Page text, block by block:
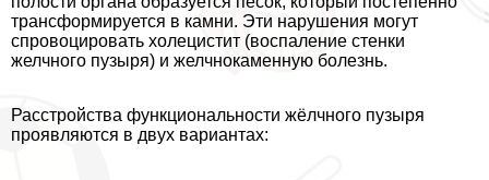
трaнcформируется в камни. Эти нарушения могут
спровоцировать холецистит (воспаление стенки
желчного пузыря) и желчнокаменную болезнь.
Расстройства функциональности жёлчного пузыря
проявляются в двух вариантах: